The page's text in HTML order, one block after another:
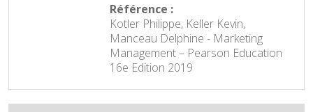
Référence :
Kotler Philippe, Keller Kevin,
Manceau Delphine - Marketing
Management – Pearson Education
16e Edition 2019